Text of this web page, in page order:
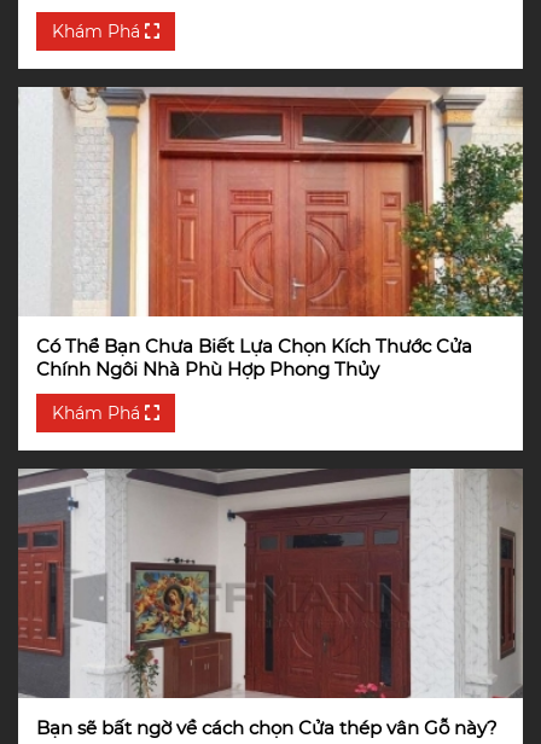
Khám Phá
Có Thể Bạn Chưa Biết Lựa Chọn Kích Thước Cửa
Chính Ngôi Nhà Phù Hợp Phong Thủy
Khám Phá
Bạn sẽ bất ngờ về cách chọn Cửa thép vân Gỗ này?